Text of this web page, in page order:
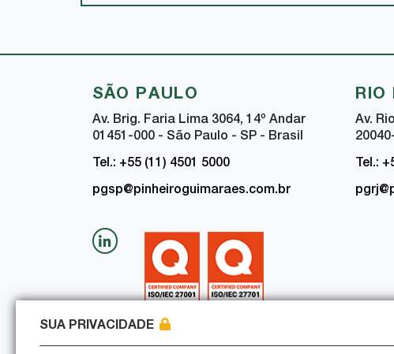
SÃO PAULO
Av. Brig. Faria Lima 3064, 14º Andar
01451-000 - São Paulo - SP - Brasil
Tel.: +55 (11) 4501 5000
pgsp@pinheiroguimaraes.com.br
RIO
Av.
Tel.:
SUA PRIVACIDADE